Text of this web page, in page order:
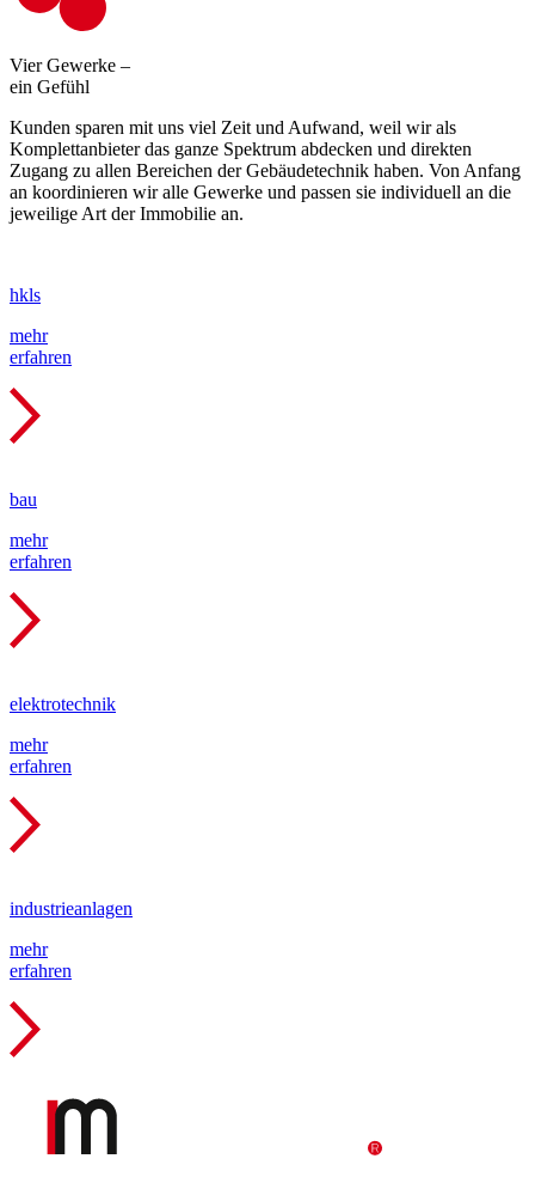
Vier Gewerke –
ein Gefühl
Kunden sparen mit uns viel Zeit und Aufwand, weil wir als
Komplettanbieter das ganze Spektrum abdecken und direkten
Zugang zu allen Bereichen der Gebäudetechnik haben. Von Anfang
an koordinieren wir alle Gewerke und passen sie individuell an die
jeweilige Art der Immobilie an.
hkls
mehr
erfahren
bau
mehr
erfahren
elektro­technik
mehr
erfahren
industrie­anlagen
mehr
erfahren